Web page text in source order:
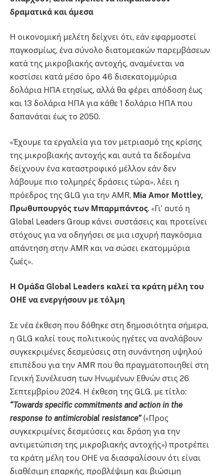
δραματικά και άμεσα
Η οικονομική μελέτη δείχνει ότι, εάν εφαρμοστεί
παγκοσμίως, ένα σύνολο διατομεακών παρεμβάσεων
κατά της μικροβιακής αντοχής, αναμένεται να
κοστίσει κατά μέσο όρο 46 δισεκατομμύρια
δολάρια ΗΠΑ ετησίως, αλλά θα φέρει απόδοση έως
και 13 δολάρια ΗΠΑ για κάθε 1 δολάριο ΗΠΑ που
δαπανάται έως το 2050.
«Έχουμε τα εργαλεία για τον μετριασμό της κρίσης
της μικροβιακής αντοχής και αυτά τα δεδομένα
δείχνουν ένα καταστροφικό μέλλον εάν δεν
λάβουμε πιο τολμηρές δράσεις τώρα», λέει η
πρόεδρος της GLG για την AMR, Mia Amor Mottley,
Πρωθυπουργός των Μπαρμπάντος. «Γι’ αυτό η
Global Leaders Group κάνει συστάσεις και προτείνει
στόχους για να οδηγήσει σε μια ισχυρή παγκόσμια
απάντηση στην AMR και να σώσει εκατομμύρια
ζωές».
Η Ομάδα Global Leaders καλεί τα κράτη μέλη του
ΟΗΕ να ενεργήσουν με τόλμη
Σε νέα έκθεση που δόθηκε στη δημοσιότητα σήμερα,
η GLG καλεί τους πολιτικούς ηγέτες να αναλάβουν
συγκεκριμένες δεσμεύσεις στη συνάντηση υψηλού
επιπέδου για την AMR που θα πραγματοποιηθεί στη
Γενική Συνέλευση των Ηνωμένων Εθνών στις 26
Σεπτεμβρίου 2024. Η έκθεση της GLG, με τίτλο:
“Towards specificcommitments andaction in the
response to antimicrobial resistance”(«Προς
συγκεκριμένες δεσμεύσεις και δράση για την
αντιμετώπιση της μικροβιακής αντοχής») προτρέπει
τα κράτη μέλη του ΟΗΕ να διασφαλίσουν ότι είναι
διαθέσιμη επαρκής, προβλέψιμη και βιώσιμη